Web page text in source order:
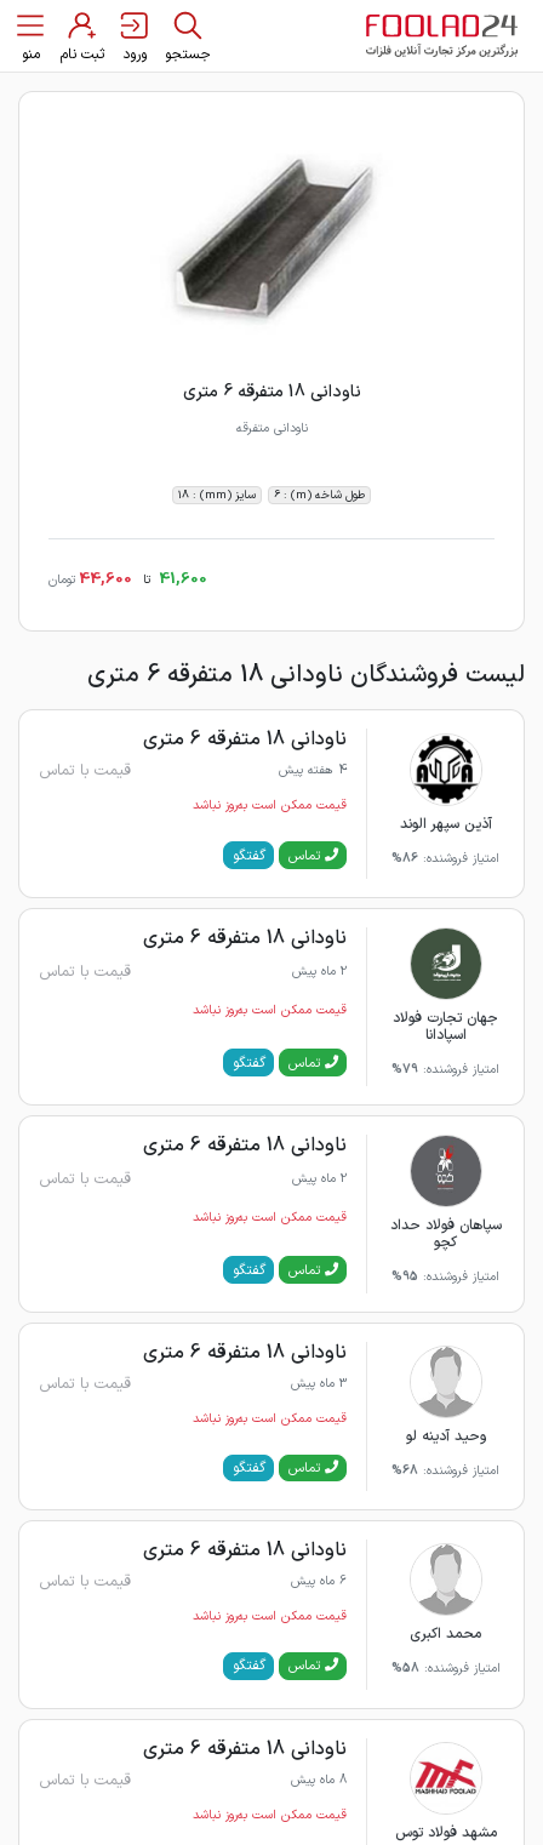
جستجو ورود ثبت نام منو
ناودانی 18 متفرقه 6 متری
ناودانی متفرقه
طول شاخه (m) : 6 سایز (mm) : 18
41,600 تا 44,600 تومان
لیست فروشندگان ناودانی 18 متفرقه 6 متری
آذین سپهر الوند
امتیاز فروشنده: 86%
ناودانی 18 متفرقه 6 متری
4 هفته پیش قیمت با تماس
قیمت ممکن است به‌روز نباشد
تماس گفتگو
جهان تجارت فولاد
اسپادانا
امتیاز فروشنده: 79%
ناودانی 18 متفرقه 6 متری
2 ماه پیش قیمت با تماس
قیمت ممکن است به‌روز نباشد
تماس گفتگو
سپاهان فولاد حداد
کچو
امتیاز فروشنده: 95%
ناودانی 18 متفرقه 6 متری
2 ماه پیش قیمت با تماس
قیمت ممکن است به‌روز نباشد
تماس گفتگو
وحید آدینه لو
امتیاز فروشنده: 68%
ناودانی 18 متفرقه 6 متری
3 ماه پیش قیمت با تماس
قیمت ممکن است به‌روز نباشد
تماس گفتگو
محمد اکبری
امتیاز فروشنده: 58%
ناودانی 18 متفرقه 6 متری
6 ماه پیش قیمت با تماس
قیمت ممکن است به‌روز نباشد
تماس گفتگو
مشهد فولاد توس
ناودانی 18 متفرقه 6 متری
8 ماه پیش قیمت با تماس
قیمت ممکن است به‌روز نباشد